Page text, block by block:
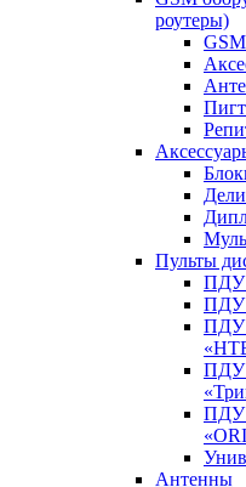
роутеры)
Пульты
ПДУ
ПДУ
ПДУ
ПДУ
ПДУ
Антенны